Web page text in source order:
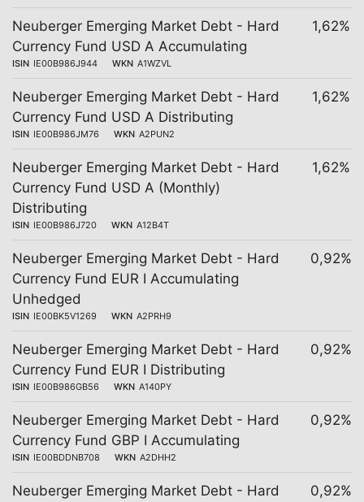
Neuberger Emerging Market Debt - Hard
Currency Fund USD A Accumulating
ISIN IE00B986J944 WKN A1WZVL
1,62%
Neuberger Emerging Market Debt - Hard
Currency Fund USD A Distributing
ISIN IE00B986JM76 WKN A2PUN2
1,62%
Neuberger Emerging Market Debt - Hard
Currency Fund USD A (Monthly)
Distributing
ISIN IE00B986J720 WKN A12B4T
1,62%
Neuberger Emerging Market Debt - Hard
Currency Fund EUR I Accumulating
Unhedged
ISIN IE00BK5V1269 WKN A2PRH9
0,92%
Neuberger Emerging Market Debt - Hard
Currency Fund EUR I Distributing
ISIN IE00B986GB56 WKN A140PY
0,92%
Neuberger Emerging Market Debt - Hard
Currency Fund GBP I Accumulating
ISIN IE00BDDNB708 WKN A2DHH2
0,92%
Neuberger Emerging Market Debt - Hard
0,92%